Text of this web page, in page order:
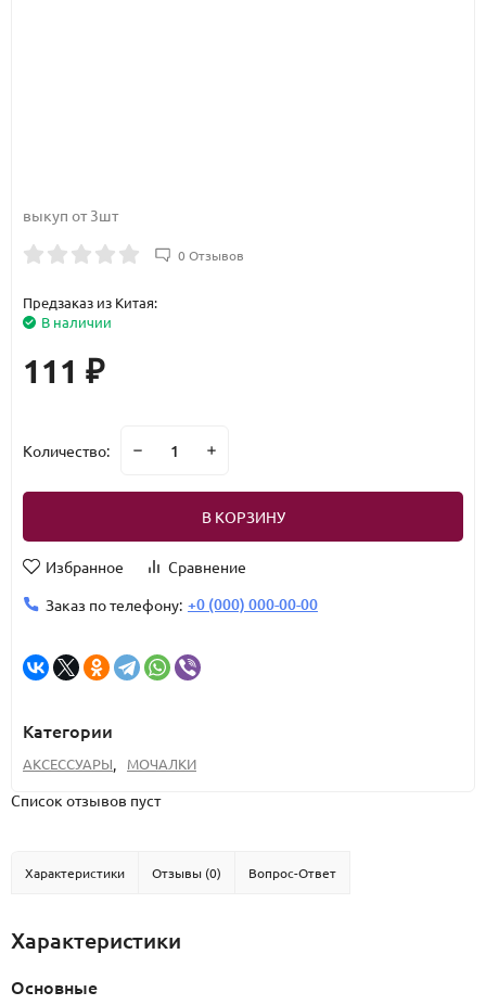
выкуп от 3шт
0 Отзывов
Предзаказ из Китая:
В наличии
111 ₽
Количество:
В КОРЗИНУ
Избранное
Сравнение
Заказ по телефону: +0 (000) 000-00-00
Категории
АКСЕССУАРЫ, МОЧАЛКИ
Список отзывов пуст
Характеристики Отзывы (0) Вопрос-Ответ
Характеристики
Основные